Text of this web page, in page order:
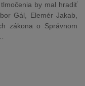
by mal hradiť
Gál, Elemér Jakab,
zákona o Správnom